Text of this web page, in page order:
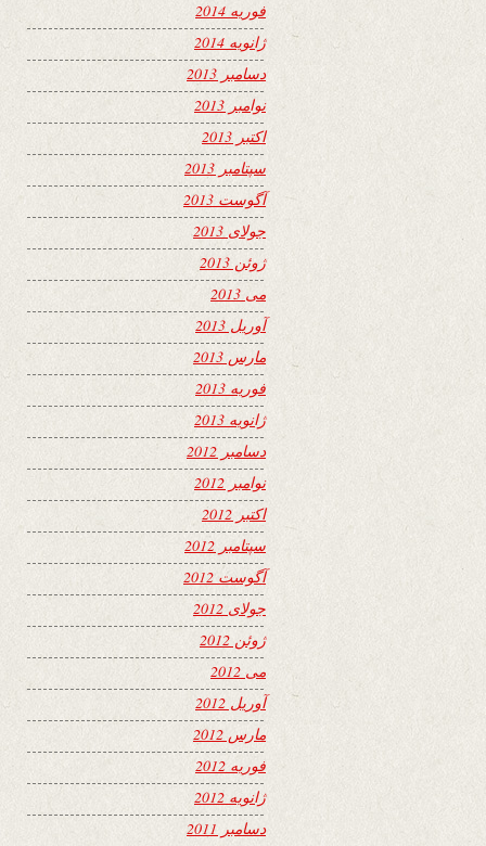
فوریه 2014
ژانویه 2014
دسامبر 2013
نوامبر 2013
اکتبر 2013
سپتامبر 2013
آگوست 2013
جولای 2013
ژوئن 2013
می 2013
آوریل 2013
مارس 2013
فوریه 2013
ژانویه 2013
دسامبر 2012
نوامبر 2012
اکتبر 2012
سپتامبر 2012
آگوست 2012
جولای 2012
ژوئن 2012
می 2012
آوریل 2012
مارس 2012
فوریه 2012
ژانویه 2012
دسامبر 2011